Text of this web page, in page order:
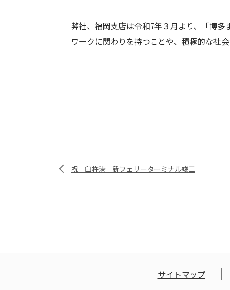
弊社、福岡支店は令和7年３月より、「博
ワークに関わりを持つことや、積極的な社
祝 臼杵港 新フェリーターミナル竣工
サイトマップ